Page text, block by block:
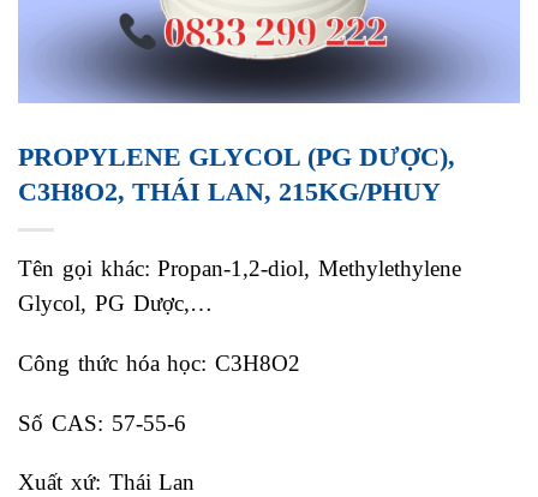
PROPYLENE GLYCOL (PG DƯỢC),
C3H8O2, THÁI LAN, 215KG/PHUY
Tên gọi khác: Propan-1,2-diol, Methylethylene
Glycol, PG Dược,…
Công thức hóa học: C3H8O2
Số CAS: 57-55-6
Xuất xứ: Thái Lan